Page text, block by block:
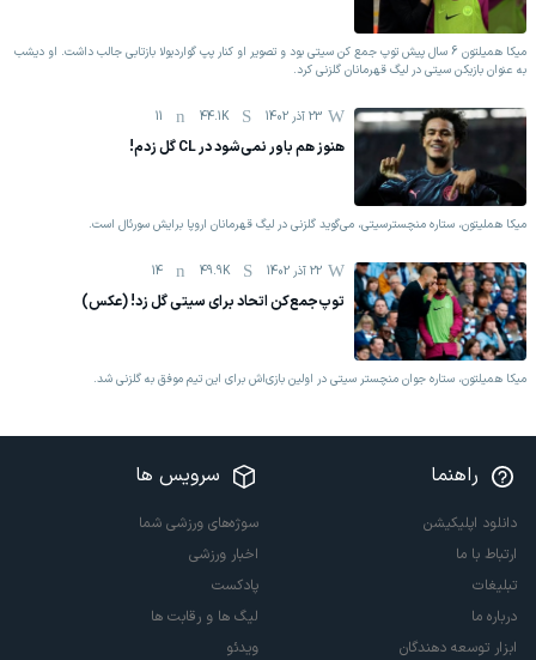
میکا همیلتون 6 سال پیش توپ جمع کن سیتی بود و تصویر او کنار پپ گواردیولا بازتابی جالب داشت. او دیشب
به عنوان بازیکن سیتی در لیگ قهرمانان گلزنی کرد.
23 آذر 1402 44.1K
11
هنوز هم باور نمی‌شود در CL گل زدم!
میکا هملیتون، ستاره منچسترسیتی، می‌گوید گلزنی در لیگ قهرمانان اروپا برایش سورئال است.
22 آذر 1402 49.9K
14
توپ‌جمع‌کن اتحاد برای سیتی گل زد! (عکس)
میکا همیلتون، ستاره جوان منچستر سیتی در اولین بازی‌اش برای این تیم موفق به گلزنی شد.
راهنما
دانلود اپلیکیشن
ارتباط با ما
تبلیغات
درباره ما
ابزار توسعه دهندگان
سرویس ها
سوژه‌های ورزشی شما
اخبار ورزشی
پادکست
لیگ ها و رقابت ها
ویدئو